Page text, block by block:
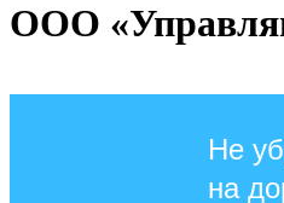
ООО
Не
на